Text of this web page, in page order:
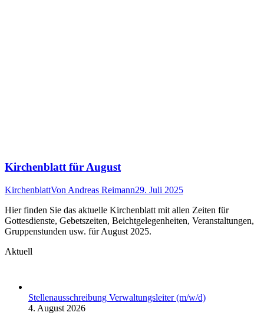
Kirchenblatt für August
KirchenblattVon Andreas Reimann29. Juli 2025
Hier finden Sie das aktuelle Kirchenblatt mit allen Zeiten für
Gottesdienste, Gebetszeiten, Beichtgelegenheiten, Veranstaltungen,
Gruppenstunden usw. für August 2025.
Aktuell
Stellenausschreibung Verwaltungsleiter (m/w/d)
4. August 2026